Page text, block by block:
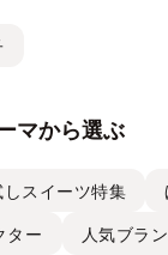
マから選ぶ
しスイーツ特集
ター 人気ブラ